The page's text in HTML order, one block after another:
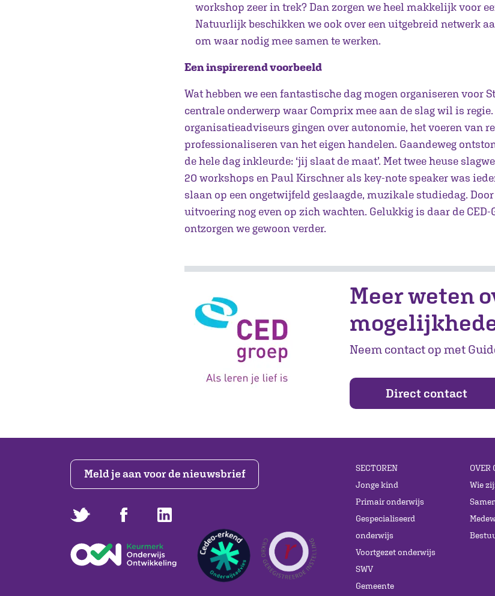
workshop zeer in trek? Dan zorgen we heel makkelijk voor
Natuurlijk beschikken we ook over een uitgebreid netwerk
om waar nodig mee samen te werken.
Een inspirerend voorbeeld
Wat hebben we een fantastische dag mogen organiseren voor
centrale onderwerp waar Comprix mee aan de slag wil is regie.
organisatieadviseurs gingen over autonomie, het voeren van
professionaliseren van het eigen handelen. Gaandeweg
de hele dag inkleurde: ‘jij slaat de maat’. Met twee heuse
20 workshops en Paul Kirschner als key-note speaker was
slaan op een ongetwijfeld geslaagde, muzikale studiedag.
uitvoering nog even op zich wachten. Gelukkig is daar de
ontzorgen we gewoon verder.
Meer weten
Neem contact op met
Direct contact
Meld je aan voor de nieuwsbrief
SECTOREN
Jonge kind
Primair onderwijs
Gespecialiseerd
onderwijs
Voortgezet onderwijs
SWV
Gemeente
OVER
Wie